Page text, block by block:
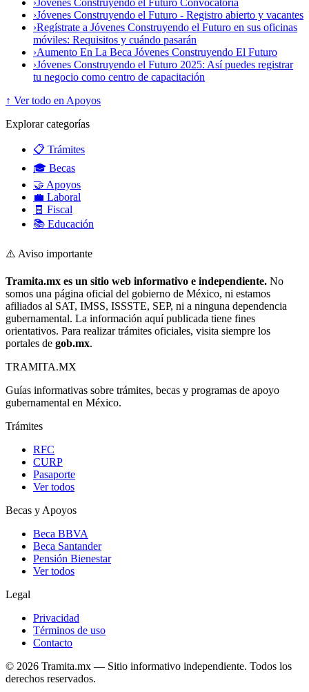
›Jóvenes Construyendo el Futuro Convocatoria
›Jóvenes Construyendo el Futuro - Registro abierto y vacantes
›Regístrate a Jóvenes Construyendo el Futuro en sus oficinas
móviles: Requisitos y cuándo pasarán
›Aumento En La Beca Jóvenes Construyendo El Futuro
›Jóvenes Construyendo el Futuro 2025: Así puedes registrar
tu negocio como centro de capacitación
↑ Ver todo en Apoyos
Explorar categorías
📋 Trámites
🎓 Becas
🤝 Apoyos
💼 Laboral
🧾 Fiscal
📚 Educación
⚠️ Aviso importante
Tramita.mx es un sitio web informativo e independiente. No
somos una página oficial del gobierno de México, ni estamos
afiliados al SAT, IMSS, ISSSTE, SEP, ni a ninguna dependencia
gubernamental. La información aquí publicada tiene fines
orientativos. Para realizar trámites oficiales, visita siempre los
portales de gob.mx.
TRAMITA.MX
Guías informativas sobre trámites, becas y programas de apoyo
gubernamental en México.
Trámites
RFC
CURP
Pasaporte
Ver todos
Becas y Apoyos
Beca BBVA
Beca Santander
Pensión Bienestar
Ver todos
Legal
Privacidad
Términos de uso
Contacto
© 2026 Tramita.mx — Sitio informativo independiente. Todos los
derechos reservados.